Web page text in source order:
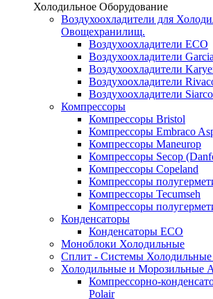
Холодильное Оборудование
Воздухоохладители для
Овощехранилищ.
Воздухоохладители ECO
Воздухоохладители
Воздухоохладители
Воздухоохладители
Воздухоохладители Siarco
Компрессоры
Компрессоры Bristol
Компрессоры Embraco
Компрессоры Maneurop
Компрессоры Secop
Компрессоры Copeland
Компрессоры
Компрессоры Tecumseh
Компрессоры
Конденсаторы
Конденсаторы ECO
Моноблоки Холодильные
Сплит - Системы
Холодильные и Морозильные
Компрессорно-
Polair